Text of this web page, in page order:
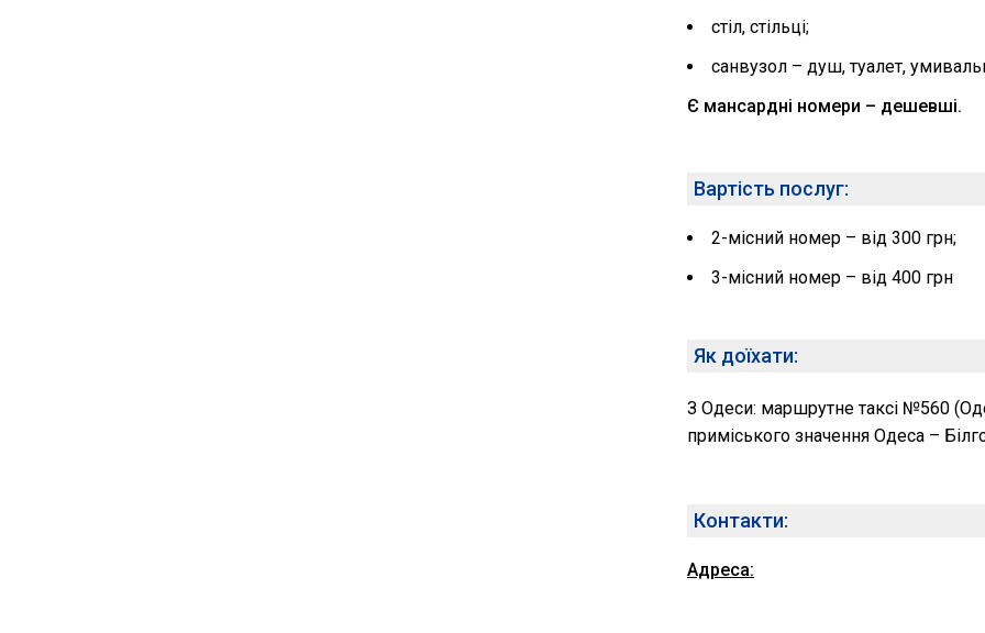
стіл, стільці;
санвузол – душ, туалет,
Є мансардні номери – дешевші.
Вартість послуг:
2-місний номер – від 300 грн;
3-місний номер – від 400 грн
Як доїхати:
З Одеси: маршрутне таксі №560
приміського значення Одеса –
Контакти:
Адреса: